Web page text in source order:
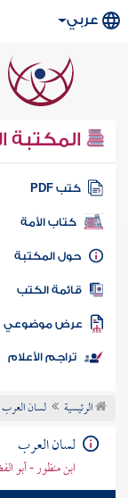
عربي
المكتبة
كتب PDF
كتاب الأمة
المكتبة
الكتب
موضوعي
تراجم الأعلام
الرئيسية لسان العرب
لسان العرب
ابن منظور - أبو